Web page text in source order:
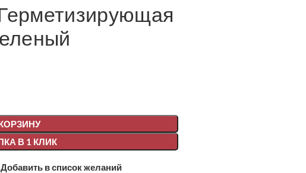
В 1 КЛИК
Добавить в список желаний